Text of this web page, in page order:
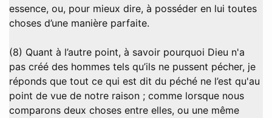
essence, ou, pour mieux dire, à posséder en lui toutes
choses d’une manière parfaite.
(8) Quant à l’autre point, à savoir pourquoi Dieu n'a
pas créé des hommes tels qu’ils ne pussent pécher, je
réponds que tout ce qui est dit du péché ne l’est qu'au
point de vue de notre raison ; comme lorsque nous
comparons deux choses entre elles, ou une même